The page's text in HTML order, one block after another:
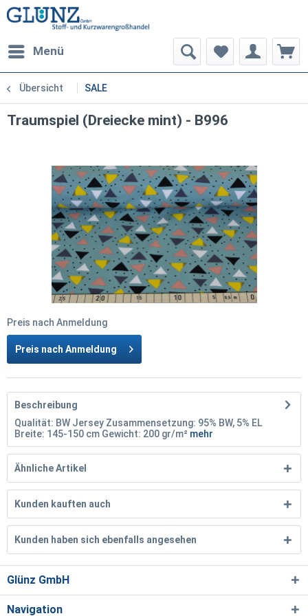
Menü
Übersicht SALE
Traumspiel (Dreiecke mint) - B996
Preis nach Anmeldung
Preis nach Anmeldung
Beschreibung
Qualität: BW Jersey Zusammensetzung: 95% BW, 5% EL
Breite: 145-150 cm Gewicht: 200 gr/m² mehr
Ähnliche Artikel
Kunden kauften auch
Kunden haben sich ebenfalls angesehen
Glünz GmbH
Navigation